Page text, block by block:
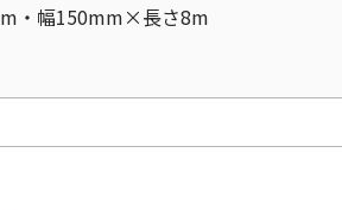
・幅150mm×長さ8m